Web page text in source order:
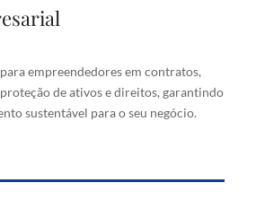
empreendedores em contratos,
de ativos e direitos, garantindo
sustentável para o seu negócio.
Empresarial
societárias, proteção de ativos
segurança e crescimento
para o seu negócio.